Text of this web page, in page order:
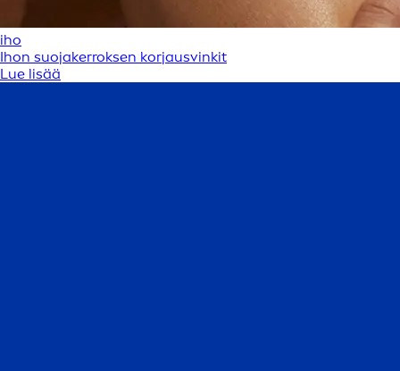
iho
Ihon suojakerroksen korjausvinkit
Lue lisää